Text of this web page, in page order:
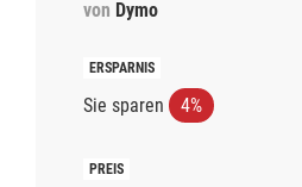
von Dymo
Sie sparen 4%